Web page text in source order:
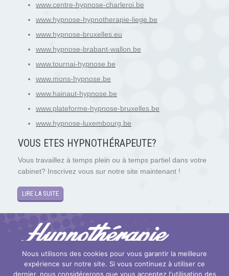
www.centre-hypnose-charleroi.be
www.hypnose-hypnotherapie-liege.be
www.hypnose-bruxelles.eu
www.hypnose-brabant-wallon.be
www.tournai-hypnose.be
www.mons-hypnose.be
www.hainaut-hypnose.be
www.plateforme-hypnose-bruxelles.be
www.hypnose-luxembourg.be
VOUS ETES HYPNOTHÉRAPEUTE?
Vous travaillez à temps plein ou à temps partiel dans votre
cabinet? Inscrivez vous sur notre site maintenant !
LIRE LA SUITE
Copyright © 2026Hypnose et Hypnothérapie Mons. Tous droits
Nous utilisons des cookies pour vous garantir la meilleure
expérience sur notre site. Si vous continuez à utiliser ce
dernier, nous considérerons que vous acceptez l'utilisation des